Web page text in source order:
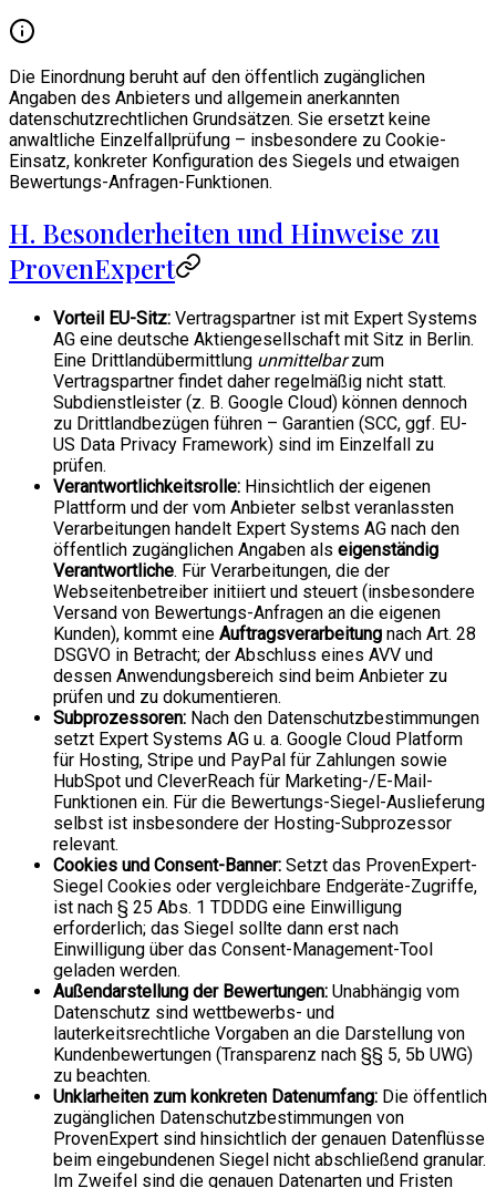
Die Einordnung beruht auf den öffentlich zugänglichen
Angaben des Anbieters und allgemein anerkannten
datenschutzrechtlichen Grundsätzen. Sie ersetzt keine
anwaltliche Einzelfallprüfung – insbesondere zu Cookie-
Einsatz, konkreter Konfiguration des Siegels und etwaigen
Bewertungs-Anfragen-Funktionen.
H. Besonderheiten und Hinweise zu
ProvenExpert
Vorteil EU-Sitz: Vertragspartner ist mit Expert Systems
AG eine deutsche Aktiengesellschaft mit Sitz in Berlin.
Eine Drittlandübermittlung unmittelbarzum
Vertragspartner findet daher regelmäßig nicht statt.
Subdienstleister (z. B. Google Cloud) können dennoch
zu Drittlandbezügen führen – Garantien (SCC, ggf. EU-
US Data Privacy Framework) sind im Einzelfall zu
prüfen.
Verantwortlichkeitsrolle: Hinsichtlich der eigenen
Plattform und der vom Anbieter selbst veranlassten
Verarbeitungen handelt Expert Systems AG nach den
öffentlich zugänglichen Angaben als eigenständig
Verantwortliche. Für Verarbeitungen, die der
Webseitenbetreiber initiiert und steuert (insbesondere
Versand von Bewertungs-Anfragen an die eigenen
Kunden), kommt eine Auftragsverarbeitung nach Art. 28
DSGVO in Betracht; der Abschluss eines AVV und
dessen Anwendungsbereich sind beim Anbieter zu
prüfen und zu dokumentieren.
Subprozessoren: Nach den Datenschutzbestimmungen
setzt Expert Systems AG u. a. Google Cloud Platform
für Hosting, Stripe und PayPal für Zahlungen sowie
HubSpot und CleverReach für Marketing-/E-Mail-
Funktionen ein. Für die Bewertungs-Siegel-Auslieferung
selbst ist insbesondere der Hosting-Subprozessor
relevant.
Cookies und Consent-Banner: Setzt das ProvenExpert-
Siegel Cookies oder vergleichbare Endgeräte-Zugriffe,
ist nach § 25 Abs. 1 TDDDG eine Einwilligung
erforderlich; das Siegel sollte dann erst nach
Einwilligung über das Consent-Management-Tool
geladen werden.
Außendarstellung der Bewertungen: Unabhängig vom
Datenschutz sind wettbewerbs- und
lauterkeitsrechtliche Vorgaben an die Darstellung von
Kundenbewertungen (Transparenz nach §§ 5, 5b UWG)
zu beachten.
Unklarheiten zum konkreten Datenumfang: Die öffentlich
zugänglichen Datenschutzbestimmungen von
ProvenExpert sind hinsichtlich der genauen Datenflüsse
beim eingebundenen Siegel nicht abschließend granular.
Im Zweifel sind die genauen Datenarten und Fristen